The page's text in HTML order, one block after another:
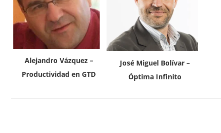
Alejandro Vázquez –
Productividad en GTD
José Miguel Bolívar –
Óptima Infinito